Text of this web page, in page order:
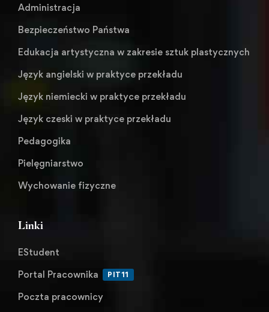
Administracja
Bezpieczeństwo Państwa
Edukacja artystyczna w zakresie sztuk plastycznych
Język angielski w praktyce przekładu
Język niemiecki w praktyce przekładu
Język czeski w praktyce przekładu
Pedagogika
Pielęgniarstwo
Wychowanie fizyczne
Linki
EStudent
Portal Pracownika
PIT11
Poczta pracownicy